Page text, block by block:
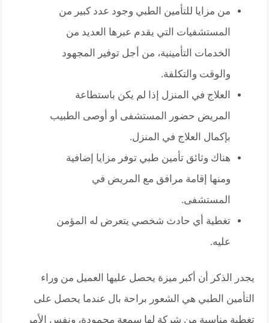
من مزايا للتأمين الطبي وجود عدد كبير من
المستشفيات التي يقدم عبرها العديد من
الخدمات التأمينية، من أجل توفير المجهود
والوقت والتكلفة.
العلاج في المنزل إذا لم يكن باستطاعة
المريض حضور المستشفى أو أوصى الطبيب
بإكمال العلاج في المنزل.
هناك وثائق تأمين طبي توفر مزايا إضافية
ومنها إقامة مرافق مع المريض في
المستشفى.
تغطية أي حادث شخصي يتعرض له المؤمن
عليه.
يجدر الذكر أن أكبر ميزة يحصل عليها العميل من وراء
التأمين الطبي هي الشعور براحة بال عندما يحصل على
تغطية مناسبة من شركة لها سمعة محمودة، ونفس الأمر